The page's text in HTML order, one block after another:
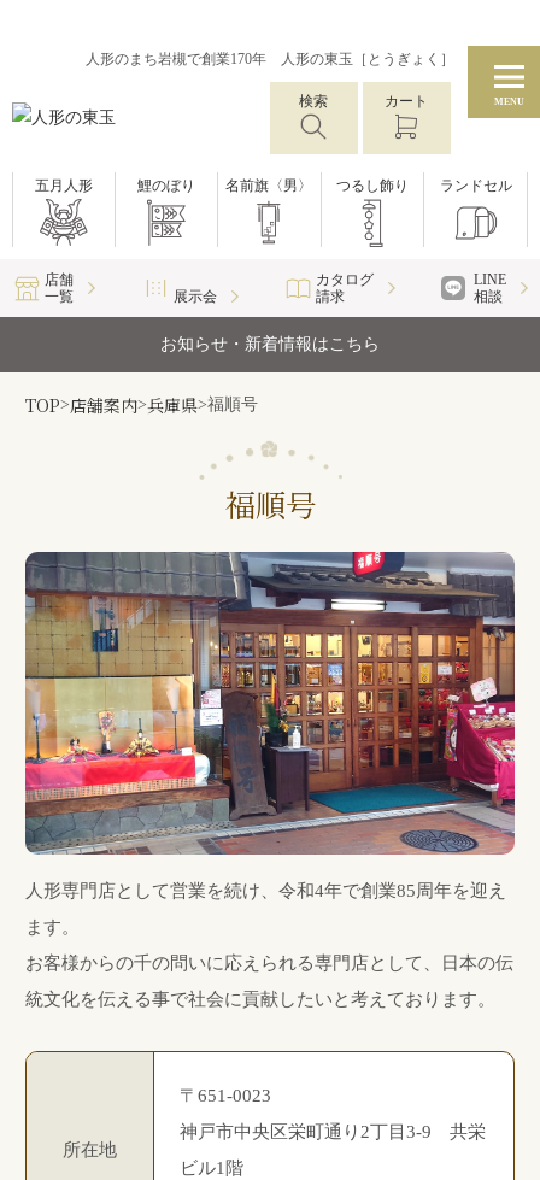
人形のまち岩槻で創業170年 人形の東玉［とうぎょく］
検索 カート MENU
五月人形 鯉のぼり 名前旗〈男〉 つるし飾り ランドセル
店舗
一覧
展示会
カタログ
請求
LINE
相談
お知らせ・新着情報はこちら
TOP>店舗案内>兵庫県>福順号
福順号
人形専門店として営業を続け、令和4年で創業85周年を迎え
ます。
お客様からの千の問いに応えられる専門店として、日本の伝
統文化を伝える事で社会に貢献したいと考えております。
所在地
〒651-0023
神戸市中央区栄町通り2丁目3-9 共栄
ビル1階